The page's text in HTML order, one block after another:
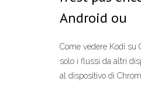
Android ou
Come vedere Kodi su
solo i flussi da altri
al dispositivo di